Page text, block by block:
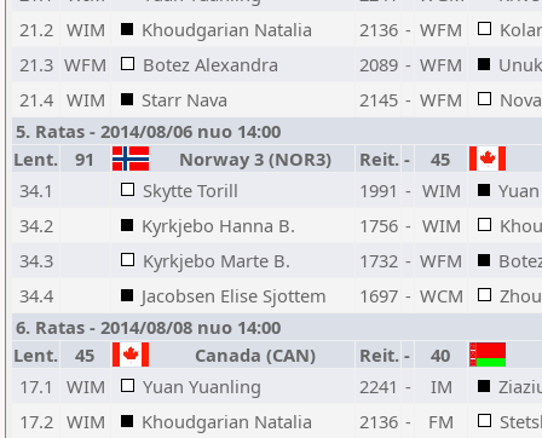
21.2 WIM Khoudgarian Natalia 2136 - WFM
21.3 WFM Botez Alexandra 2089 - WFM
21.4 WIM Starr Nava 2145 - WFM
5. Ratas - 2014/08/06 nuo 14:00
Lent.
91 Norway 3 (NOR3) Reit. -
45
34.1
Skytte Torill 1991 - WIM
34.2
Kyrkjebo Hanna B. 1756 - WIM
34.3
Kyrkjebo Marte B. 1732 - WFM
34.4
Jacobsen Elise Sjottem 1697 - WCM
6. Ratas - 2014/08/08 nuo 14:00
Lent.
45 Canada (CAN) Reit. -
40
17.1
WIM Yuan Yuanling 2241 - IM
17.2 WIM Khoudgarian Natalia 2136 - FM